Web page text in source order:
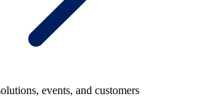
events, and customers